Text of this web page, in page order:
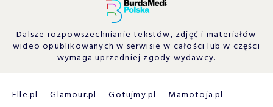
Dalsze rozpowszechnianie tekstów, zdjęć i materiałów
wideo opublikowanych w serwisie w całości lub w części
wymaga uprzedniej zgody wydawcy.
Elle.pl Glamour.pl Gotujmy.pl
Mamotoja.pl